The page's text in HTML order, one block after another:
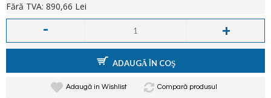
Fără TVA: 890,66 Lei
- +
ADAUGĂ ÎN COŞ
Adaugă in Wishlist Compară produsul